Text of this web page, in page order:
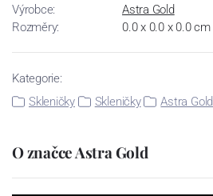
Výrobce:
Astra Gold
Rozměry:
0.0 x 0.0 x 0.0 cm
Kategorie:
Skleničky
Skleničky Astra Gold
O značce Astra Gold